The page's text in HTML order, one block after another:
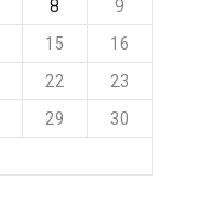
8
9
15
16
22
23
29
30